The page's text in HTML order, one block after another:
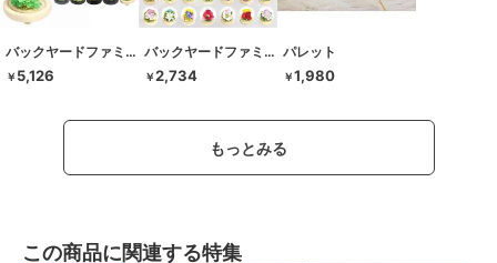
バックヤードファミリー
￥ 5,126
バックヤードファミリー
￥2,734
パレット
￥1,980
もっとみる
この商品に関連する特集